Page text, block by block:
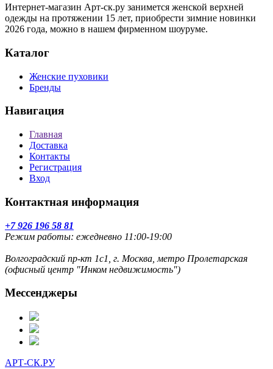
Интернет-магазин Арт-ск.ру занимется женской верхней
одежды на протяжении 15 лет, приобрести зимние новинки
2026 года, можно в нашем фирменном шоуруме.
Каталог
Женские пуховики
Бренды
Навигация
Главная
Доставка
Контакты
Регистрация
Вход
Контактная информация
+7 926 196 58 81
Режим работы: ежедневно 11:00-19:00
Волгоградский пр-кт 1с1, г. Москва, метро Пролетарская
(офисный центр "Инком недвижимость")
Мессенджеры
АРТ-СК.РУ